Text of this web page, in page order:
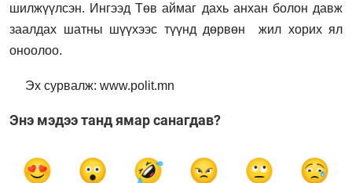
шилжүүлсэн. Ингээд Төв аймаг дахь анхан болон давж
заалдах шатны шүүхээс түүнд дөрвөн жил хорих ял
оноолоо.
Эх сурвалж: www.polit.mn
Энэ мэдээ танд ямар санагдав?